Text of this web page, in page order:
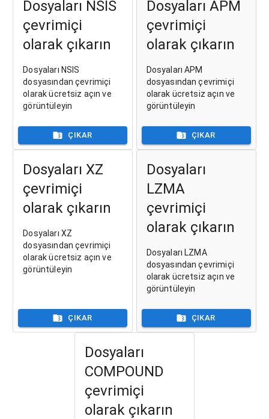
Dosyaları NSIS
çevrimiçi
olarak çıkarın
Dosyaları NSIS
dosyasından çevrimiçi
olarak ücretsiz açın ve
görüntüleyin
ÇIKAR
Dosyaları APM
çevrimiçi
olarak çıkarın
Dosyaları APM
dosyasından çevrimiçi
olarak ücretsiz açın ve
görüntüleyin
ÇIKAR
Dosyaları XZ
çevrimiçi
olarak çıkarın
Dosyaları XZ
dosyasından çevrimiçi
olarak ücretsiz açın ve
görüntüleyin
ÇIKAR
Dosyaları
LZMA
çevrimiçi
olarak çıkarın
Dosyaları LZMA
dosyasından çevrimiçi
olarak ücretsiz açın ve
görüntüleyin
ÇIKAR
Dosyaları
COMPOUND
çevrimiçi
olarak çıkarın